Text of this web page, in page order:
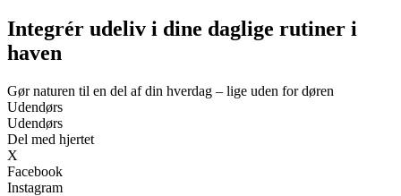
Integrér udeliv i dine daglige rutiner i
haven
Gør naturen til en del af din hverdag – lige uden for døren
Udendørs
Udendørs
Del med hjertet
X
Facebook
Instagram